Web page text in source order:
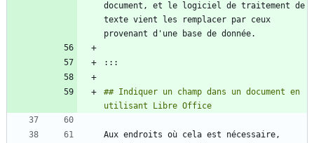
document, et le logiciel de traitement de
texte vient les remplacer par ceux
## Indiquer un champ dans un document en
Aux endroits où cela est nécessaire,